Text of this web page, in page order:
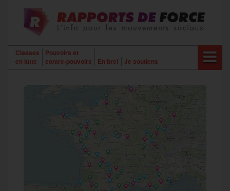
contenu
Classes
en lutte
Pouvoirs et
contre-pouvoirs
En bref Je soutiens